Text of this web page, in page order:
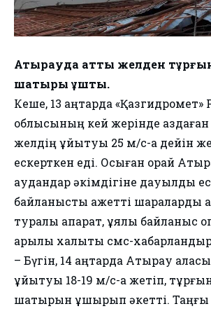
Атырауда қатты желден
шатыры ұшты.
Кеше, 13 қаңтарда
облысының кей жерінде аздаған
желдің ұйытқуы 25 м/с-қа дейін
ескерткен еді. Осыған орай
аудандар әкімдігіне дауылды
байланысты қажетті шараларды
туралы ақпарат, ұялы байланыс
арқылы халықты смс-
– Бүгін, 14 қаңтарда Атырау
ұйытқуы 18-19 м/с-қа жетіп,
шатырын ұшырып әкетті. Таңғы